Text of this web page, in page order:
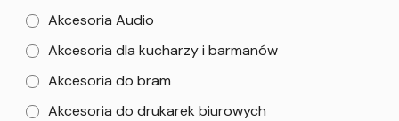
Akcesoria Audio
Akcesoria dla kucharzy i barmanów
Akcesoria do bram
Akcesoria do drukarek biurowych